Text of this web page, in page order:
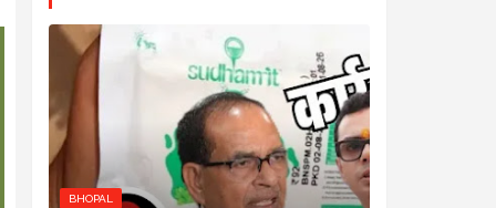
BHOPAL